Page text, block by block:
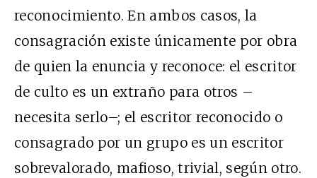
reconocimiento. En ambos casos, la
consagración existe únicamente por obra
de quien la enuncia y reconoce: el escritor
de culto es un extraño para otros –
necesita serlo–; el escritor reconocido o
consagrado por un grupo es un escritor
sobrevalorado, mafioso, trivial, según otro.